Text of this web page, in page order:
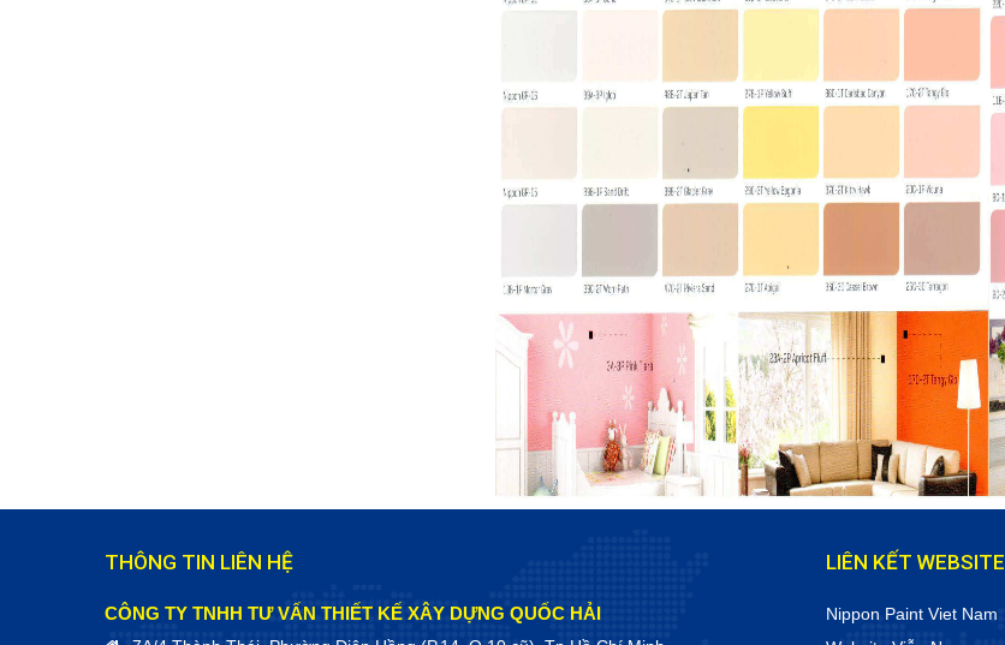
THÔNG TIN LIÊN HỆ
CÔNG TY TNHH TƯ VẤN THIẾT KẾ XÂY DỰNG QUỐC HẢI
LIÊN KẾT WEBSITE
Nippon Paint Viet Nam